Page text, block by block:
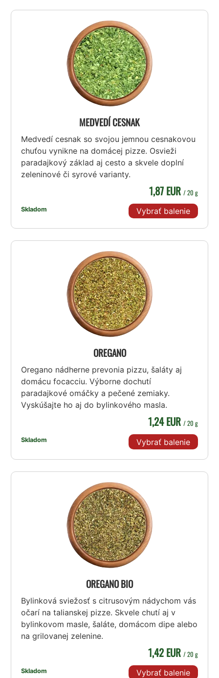
MEDVEDÍ CESNAK
Medvedí cesnak so svojou jemnou cesnakovou
chuťou vynikne na domácej pizze. Osvieži
paradajkový základ aj cesto a skvele doplní
zeleninové či syrové varianty.
Skladom
1,87 EUR / 20 g
Vybrať balenie
OREGANO
Oregano nádherne prevonia pizzu, šaláty aj
domácu focacciu. Výborne dochutí
paradajkové omáčky a pečené zemiaky.
Vyskúšajte ho aj do bylinkového masla.
Skladom
1,24 EUR / 20 g
Vybrať balenie
OREGANO BIO
Bylinková sviežosť s citrusovým nádychom vás
očarí na talianskej pizze. Skvele chutí aj v
bylinkovom masle, šaláte, domácom dipe alebo
na grilovanej zelenine.
Skladom
1,42 EUR / 20 g
Vybrať balenie